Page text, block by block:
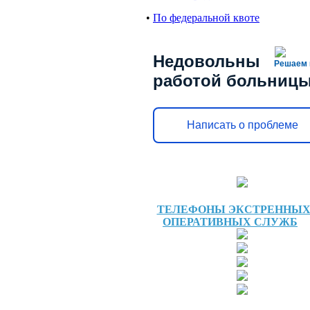
• По федеральной квоте
Решаем
Недовольны
работой
Написать о проблеме
ТЕЛЕФОНЫ ЭКСТРЕННЫХ
ОПЕРАТИВНЫХ СЛУЖБ